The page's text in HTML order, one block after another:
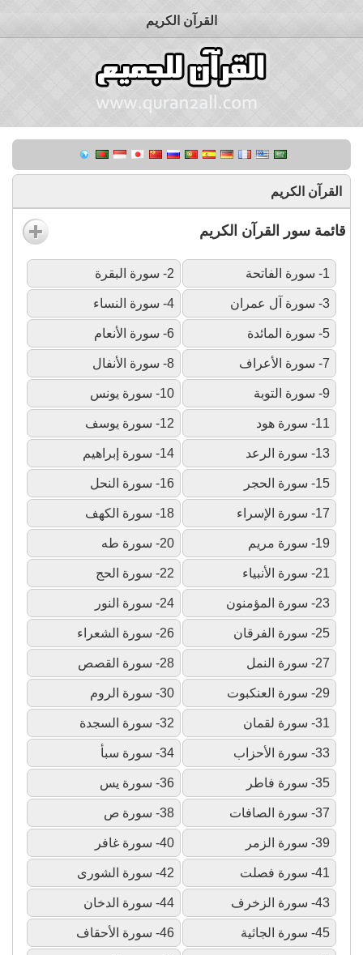
القرآن الكريم
القرآن الكريم
قائمة سور القرآن الكريم
1- سورة الفاتحة 2- سورة البقرة
3- سورة آل عمران 4- سورة النساء
5- سورة المائدة 6- سورة الأنعام
7- سورة الأعراف 8- سورة الأنفال
9- سورة التوبة 10- سورة يونس
11- سورة هود 12- سورة يوسف
13- سورة الرعد 14- سورة إبراهيم
15- سورة الحجر 16- سورة النحل
17- سورة الإسراء 18- سورة الكهف
19- سورة مريم 20- سورة طه
21- سورة الأنبياء 22- سورة الحج
23- سورة المؤمنون 24- سورة النور
25- سورة الفرقان 26- سورة الشعراء
27- سورة النمل 28- سورة القصص
29- سورة العنكبوت 30- سورة الروم
31- سورة لقمان 32- سورة السجدة
33- سورة الأحزاب 34- سورة سبأ
35- سورة فاطر 36- سورة يس
37- سورة الصافات 38- سورة ص
39- سورة الزمر 40- سورة غافر
41- سورة فصلت 42- سورة الشورى
43- سورة الزخرف 44- سورة الدخان
45- سورة الجاثية 46- سورة الأحقاف